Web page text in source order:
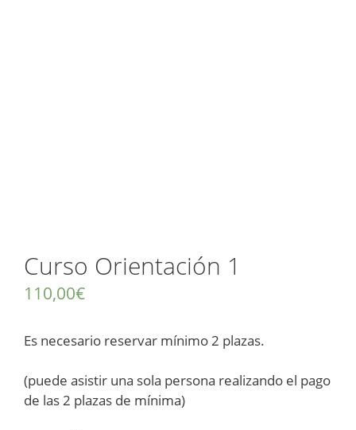
Curso Orientación 1
110,00€
Es necesario reservar mínimo 2 plazas.
(puede asistir una sola persona realizando el pago
de las 2 plazas de mínima)